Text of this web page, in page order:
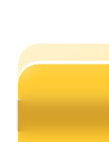
Kazan